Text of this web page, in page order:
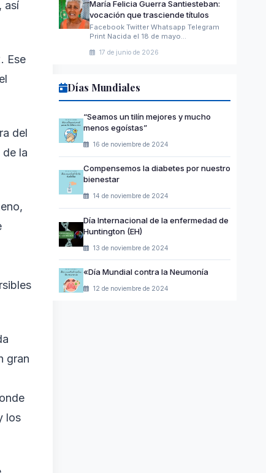
así
Ese
del
la
gran
los
María Felicia Guerra Santiesteban:
vocación que trasciende títulos
Facebook Twitter Whatsapp Telegram
Print Nacida el 18 de mayo…
17 de junio de 2026
Días Mundiales
“Seamos un tilín mejores y mucho
menos egoístas”
16 de noviembre de 2024
Compensemos la diabetes por nuestro
bienestar
14 de noviembre de 2024
Día Internacional de la enfermedad de
Huntington (EH)
13 de noviembre de 2024
«Día Mundial contra la Neumonía
12 de noviembre de 2024